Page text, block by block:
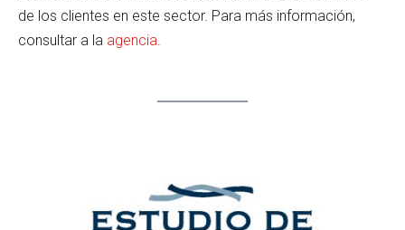
de los clientes en este sector. Para más información,
consultar a la agencia.